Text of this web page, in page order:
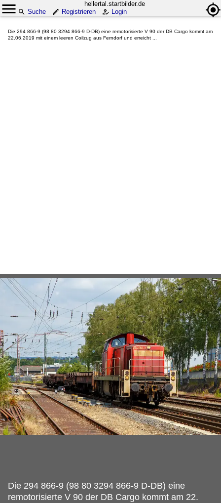
hellertal.startbilder.de
Suche
Registrieren Login
Die 294 866-9 (98 80 3294 866-9 D-DB) eine remotorisierte V 90 der DB Cargo kommt am
22.06.2019 mit einem leeren Coilzug aus Ferndorf und erreicht ...
Die 294 866-9 (98 80 3294 866-9 D-DB) eine
remotorisierte V 90 der DB Cargo kommt am 22.